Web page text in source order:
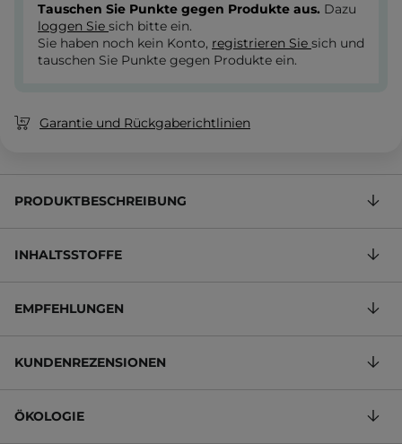
Tauschen Sie Punkte gegen Produkte aus. Dazu
loggen Sie sich bitte ein.
Sie haben noch kein Konto, registrieren Sie sich und
tauschen Sie Punkte gegen Produkte ein.
Garantie und Rückgaberichtlinien
PRODUKTBESCHREIBUNG
INHALTSSTOFFE
EMPFEHLUNGEN
KUNDENREZENSIONEN
ÖKOLOGIE